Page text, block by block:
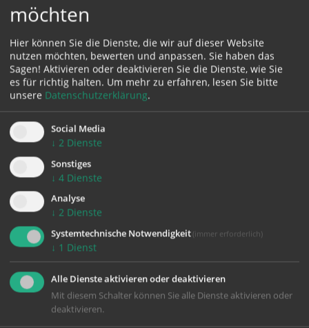
mit Auszeichnung und – bekam keine
Arbeitserlaubnis. So lernte sie weiter, wurde Diplom-
Krankenschwester, arbeitete im Krankenhaus Ried,
und blieb dann, nun vierfache Mutter, bei den Kindern
daheim.
Fröhlichkeit und Gottvertrauen zeichnen Isabelle
Situationen meistern. Etwa heuer im März, als ein
Brand ihre Wohnung schwer beschädigt hat. „Einige
haben uns geholfen und wir haben erlebt, wie gut es
tut, Hilfe zu bekommen.“ Hilfe und Solidarität sind die
Zutaten menschlicher Gesellschaften, ist Frau Ntumba
überzeugt.
möchten
Hier können Sie die Dienste, die wir auf dieser Website
nutzen möchten, bewerten und anpassen. Sie haben das
Sagen! Aktivieren oder deaktivieren Sie die Dienste, wie Sie
es für richtig halten. Um mehr zu erfahren, lesen Sie bitte
unsere Datenschutzerklärung.
Social Media
↓ 2 Dienste
Sonstiges
↓ 4 Dienste
Analyse
↓ 2 Dienste
Systemtechnische Notwendigkeit (immer erforderlich)
↓ 1 Dienst
Alle Dienste aktivieren oder deaktivieren
Mit diesem Schalter können Sie alle Dienste aktivieren oder
deaktivieren.